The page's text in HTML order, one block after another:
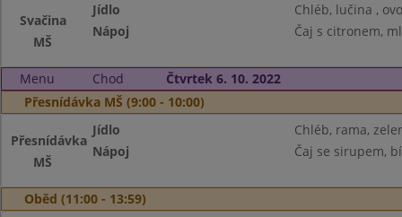
Svačina
MŠ
Jídlo
Chléb, lučina ,
Nápoj
Čaj s citronem,
Menu Chod
Čtvrtek 6. 10. 2022
Přesnídávka MŠ (9:00 - 10:00)
Přesnídávka
MŠ
Jídlo
Chléb, rama,
Nápoj
Čaj se sirupem,
Oběd (11:00 - 13:59)